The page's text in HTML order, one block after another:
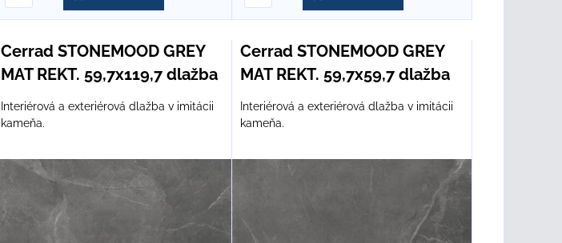
Cerrad STONEMOOD GREY
MAT REKT. 59,7x119,7 dlažba
Interiérová a exteriérová dlažba v imitácii
kameňa.
Cerrad STONEMOOD GREY
MAT REKT. 59,7x59,7 dlažba
Interiérová a exteriérová dlažba v imitácii
kameňa.